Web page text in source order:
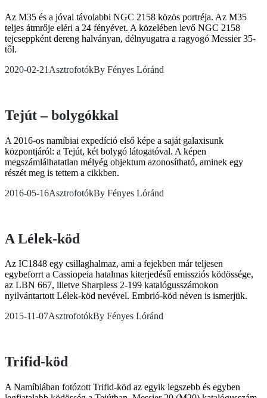
Az M35 és a jóval távolabbi NGC 2158 közös portréja. Az M35
teljes átmrője eléri a 24 fényévet. A közelében levő NGC 2158
tejcseppként dereng halványan, délnyugatra a ragyogó Messier 35-
től.
2020-02-21 AsztrofotókBy Fényes Lóránd
Tejút – bolygókkal
A 2016-os namíbiai expedíció első képe a saját galaxisunk
központjáról: a Tejút, két bolygó látogatóval. A képen
megszámlálhatatlan mélyég objektum azonosítható, aminek egy
részét meg is tettem a cikkben.
2016-05-16AsztrofotókBy Fényes Lóránd
A Lélek-köd
Az IC1848 egy csillaghalmaz, ami a fejekben már teljesen
egybeforrt a Cassiopeia hatalmas kiterjedésű emissziós ködössége,
az LBN 667, illetve Sharpless 2-199 katalógusszámokon
nyilvántartott Lélek-köd nevével. Embrió-köd néven is ismerjük.
2015-11-07AsztrofotókBy Fényes Lóránd
Trifid-köd
A Namíbiában fotózott Trifid-köd az egyik legszebb és egyben